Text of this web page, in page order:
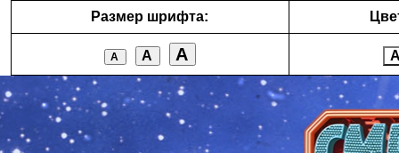
Размер шрифта:
А А А